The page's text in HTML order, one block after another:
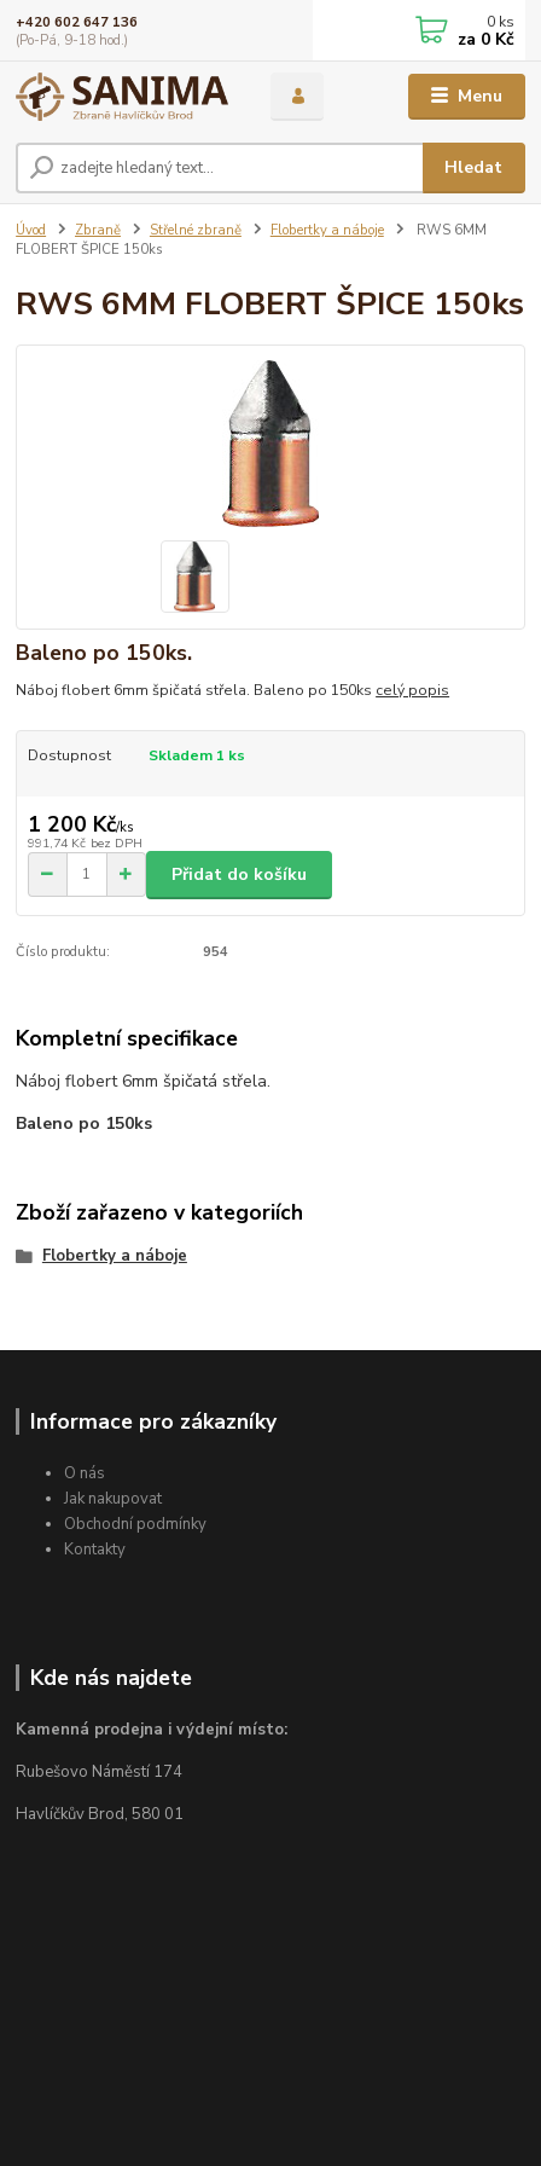
Menu
Hledat
+420 602 647 136
(Po-Pá, 9-18 hod.)
0 ks
za 0 Kč
Úvod Zbraně Střelné zbraně Flobertky a náboje
RWS 6MM
FLOBERT ŠPICE 150ks
RWS 6MM FLOBERT ŠPICE 150ks
Baleno po 150ks.
Náboj flobert 6mm špičatá střela. Baleno po 150ks celý popis
Dostupnost Skladem 1 ks
1 200 Kč/ks
991,74 Kč bez DPH
Přidat do košíku
Číslo produktu: 954
Kompletní specifikace
Náboj flobert 6mm špičatá střela.
Baleno po 150ks
Zboží zařazeno v kategoriích
Flobertky a náboje
Informace pro zákazníky
O nás
Jak nakupovat
Obchodní podmínky
Kontakty
Kde nás najdete
Kamenná prodejna i výdejní místo:
Rubešovo Náměstí 174
Havlíčkův Brod, 580 01